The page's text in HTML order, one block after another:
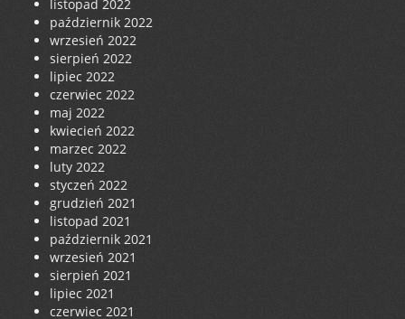
listopad 2022
październik 2022
wrzesień 2022
sierpień 2022
lipiec 2022
czerwiec 2022
maj 2022
kwiecień 2022
marzec 2022
luty 2022
styczeń 2022
grudzień 2021
listopad 2021
październik 2021
wrzesień 2021
sierpień 2021
lipiec 2021
czerwiec 2021